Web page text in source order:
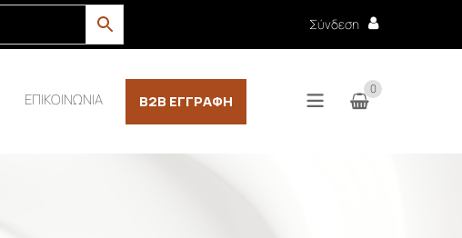
Σύνδεση
ΕΠΙΚΟΙΝΩΝΙΑ B2B ΕΓΓΡΑΦΉ
0